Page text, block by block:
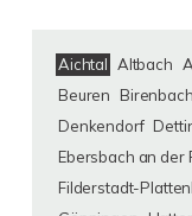
Aichtal Altbach
Beuren
Birenbach
Denkendorf
Ebersbach an der
Filderstadt-